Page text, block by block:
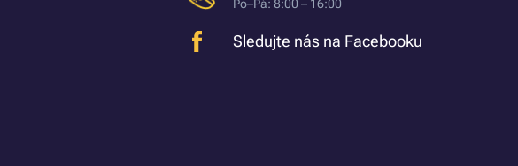
Po–Pá: 8:00 – 16:00
Sledujte nás na Facebooku